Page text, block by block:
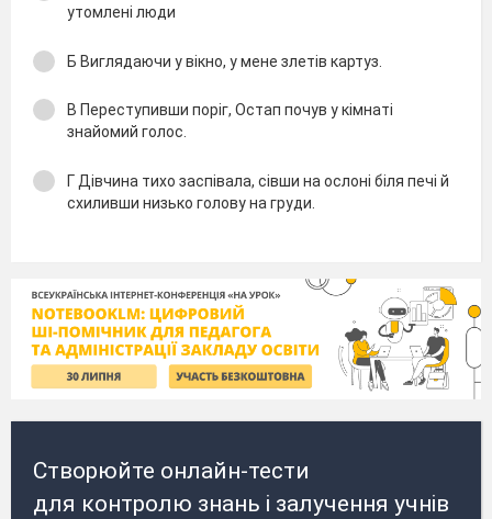
утомлені люди
Б Виглядаючи у вікно, у мене злетів картуз.
В Переступивши поріг, Остап почув у кімнаті
знайомий голос.
Г Дівчина тихо заспівала, сівши на ослоні біля печі й
схиливши низько голову на груди.
Створюйте онлайн-тести
для контролю знань і залучення учнів